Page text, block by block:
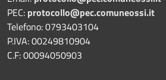
PEC: protocollo@pec.comuneossi.it
Telefono: 0793403104
P.IVA: 00249810904
C.F: 00094050903